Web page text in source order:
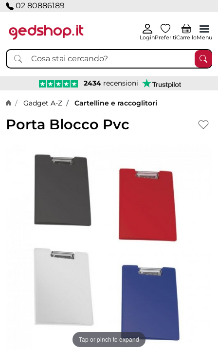
02 80886189
LoginPreferitiCarrelloMenu
2434 recensioni
Home page
Gadget A-Z Cartelline e raccoglitori
Porta Blocco Pvc
Tap or pinch to expand